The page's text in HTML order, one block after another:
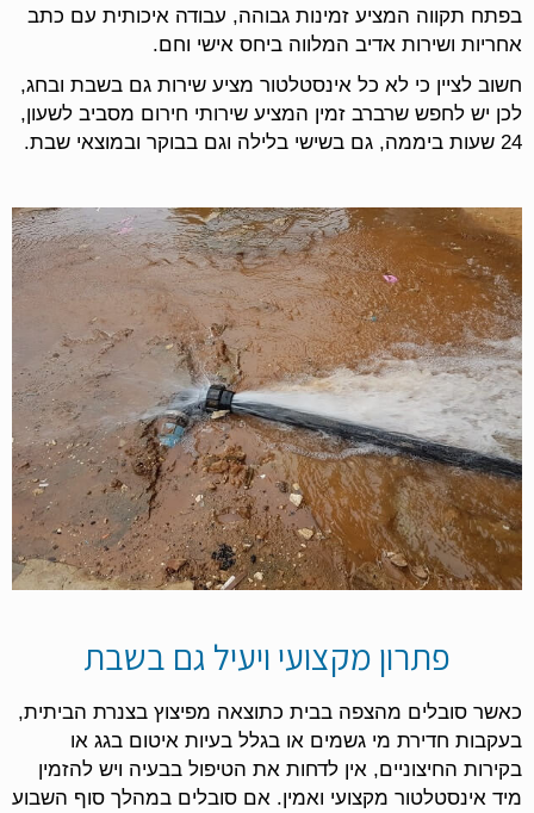
בפתח תקווה המציע זמינות גבוהה, עבודה איכותית עם כתב
אחריות ושירות אדיב המלווה ביחס אישי וחם.
חשוב לציין כי לא כל אינסטלטור מציע שירות גם בשבת ובחג,
לכן יש לחפש שרברב זמין המציע שירותי חירום מסביב לשעון,
24 שעות ביממה, גם בשישי בלילה וגם בבוקר ובמוצאי שבת.
פתרון מקצועי ויעיל גם בשבת
כאשר סובלים מהצפה בבית כתוצאה מפיצוץ בצנרת הביתית,
בעקבות חדירת מי גשמים או בגלל בעיות איטום בגג או
בקירות החיצוניים, אין לדחות את הטיפול בבעיה ויש להזמין
מיד אינסטלטור מקצועי ואמין. אם סובלים במהלך סוף השבוע